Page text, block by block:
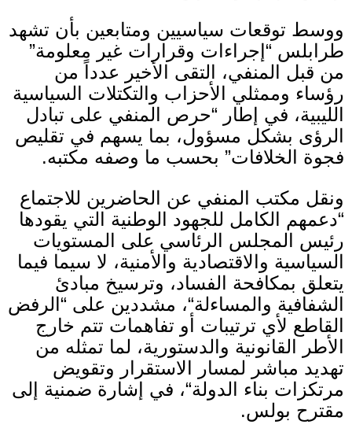
ووسط توقعات سياسيين ومتابعين بأن تشهد
طرابلس “إجراءات وقرارات غير معلومة”
من قبل المنفي، التقى الأخير عدداً من
رؤساء وممثلي الأحزاب والتكتلات السياسية
الليبية، في إطار “حرص المنفي على تبادل
الرؤى بشكل مسؤول، بما يسهم في تقليص
فجوة الخلافات” بحسب ما وصفه مكتبه.
ونقل مكتب المنفي عن الحاضرين للاجتماع
“دعمهم الكامل للجهود الوطنية التي يقودها
رئيس المجلس الرئاسي على المستويات
السياسية والاقتصادية والأمنية، لا سيما فيما
يتعلق بمكافحة الفساد، وترسيخ مبادئ
الشفافية والمساءلة“، مشددين على “الرفض
القاطع لأي ترتيبات أو تفاهمات تتم خارج
الأطر القانونية والدستورية، لما تمثله من
تهديد مباشر لمسار الاستقرار وتقويض
مرتكزات بناء الدولة“، في إشارة ضمنية إلى
مقترح بولس.